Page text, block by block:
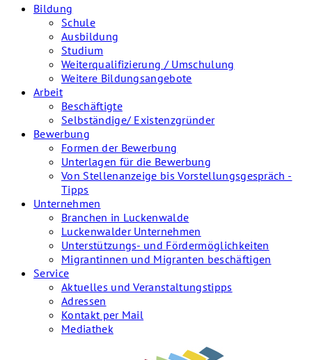
Bildung
Schule
Ausbildung
Studium
Weiterqualifizierung / Umschulung
Weitere Bildungsangebote
Arbeit
Beschäftigte
Selbständige/ Existenzgründer
Bewerbung
Formen der Bewerbung
Unterlagen für die Bewerbung
Von Stellenanzeige bis Vorstellungsgespräch -
Tipps
Unternehmen
Branchen in Luckenwalde
Luckenwalder Unternehmen
Unterstützungs- und Fördermöglichkeiten
Migrantinnen und Migranten beschäftigen
Service
Aktuelles und Veranstaltungstipps
Adressen
Kontakt per Mail
Mediathek